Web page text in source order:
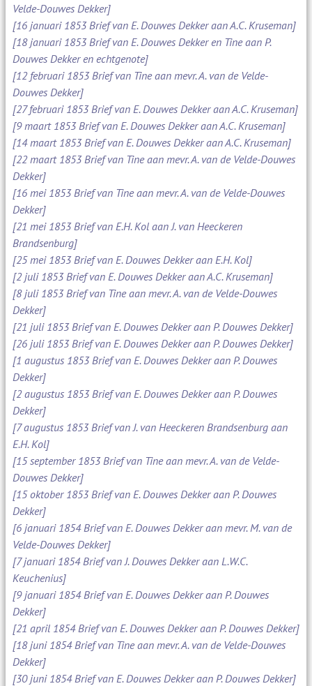
Velde-Douwes Dekker]
[16 januari 1853 Brief van E. Douwes Dekker aan A.C. Kruseman]
[18 januari 1853 Brief van E. Douwes Dekker en Tine aan P.
Douwes Dekker en echtgenote]
[12 februari 1853 Brief van Tine aan mevr. A. van de Velde-
Douwes Dekker]
[27 februari 1853 Brief van E. Douwes Dekker aan A.C. Kruseman]
[9 maart 1853 Brief van E. Douwes Dekker aan A.C. Kruseman]
[14 maart 1853 Brief van E. Douwes Dekker aan A.C. Kruseman]
[22 maart 1853 Brief van Tine aan mevr. A. van de Velde-Douwes
Dekker]
[16 mei 1853 Brief van Tine aan mevr. A. van de Velde-Douwes
Dekker]
[21 mei 1853 Brief van E.H. Kol aan J. van Heeckeren
Brandsenburg]
[25 mei 1853 Brief van E. Douwes Dekker aan E.H. Kol]
[2 juli 1853 Brief van E. Douwes Dekker aan A.C. Kruseman]
[8 juli 1853 Brief van Tine aan mevr. A. van de Velde-Douwes
Dekker]
[21 juli 1853 Brief van E. Douwes Dekker aan P. Douwes Dekker]
[26 juli 1853 Brief van E. Douwes Dekker aan P. Douwes Dekker]
[1 augustus 1853 Brief van E. Douwes Dekker aan P. Douwes
Dekker]
[2 augustus 1853 Brief van E. Douwes Dekker aan P. Douwes
Dekker]
[7 augustus 1853 Brief van J. van Heeckeren Brandsenburg aan
E.H. Kol]
[15 september 1853 Brief van Tine aan mevr. A. van de Velde-
Douwes Dekker]
[15 oktober 1853 Brief van E. Douwes Dekker aan P. Douwes
Dekker]
[6 januari 1854 Brief van E. Douwes Dekker aan mevr. M. van de
Velde-Douwes Dekker]
[7 januari 1854 Brief van J. Douwes Dekker aan L.W.C.
Keuchenius]
[9 januari 1854 Brief van E. Douwes Dekker aan P. Douwes
Dekker]
[21 april 1854 Brief van E. Douwes Dekker aan P. Douwes Dekker]
[18 juni 1854 Brief van Tine aan mevr. A. van de Velde-Douwes
Dekker]
[30 juni 1854 Brief van E. Douwes Dekker aan P. Douwes Dekker]